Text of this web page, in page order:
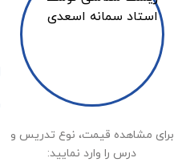
برای مشاهده قیمت، نوع تدریس و
درس را وارد نمایید: